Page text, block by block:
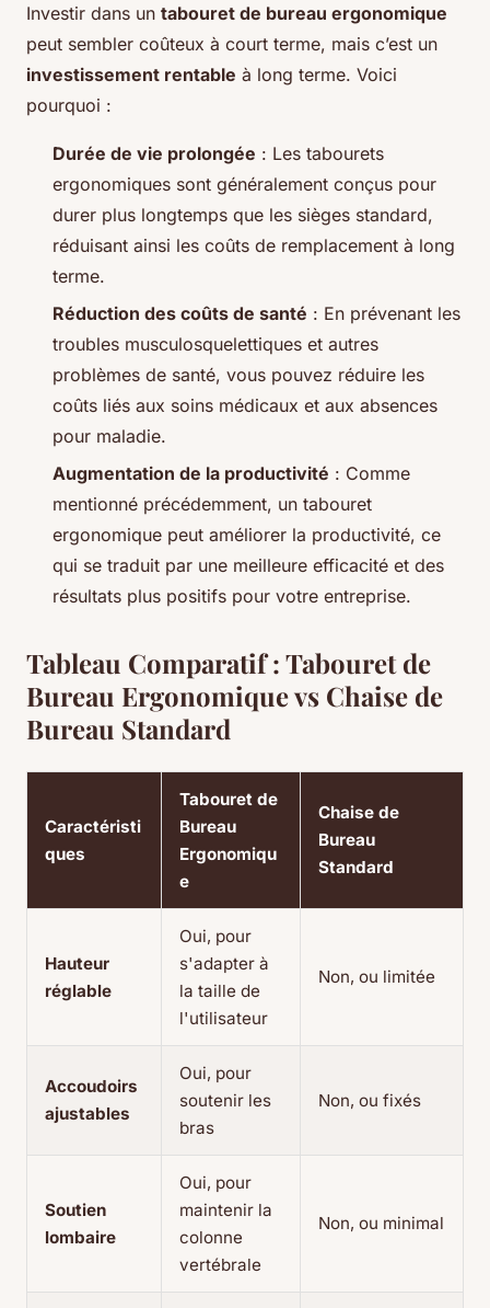
Investir dans un tabouret de bureau ergonomique
peut sembler coûteux à court terme, mais c’est un
investissement rentable à long terme. Voici
pourquoi :
Durée de vie prolongée : Les tabourets
ergonomiques sont généralement conçus pour
durer plus longtemps que les sièges standard,
réduisant ainsi les coûts de remplacement à long
terme.
Réduction des coûts de santé : En prévenant les
troubles musculosquelettiques et autres
problèmes de santé, vous pouvez réduire les
coûts liés aux soins médicaux et aux absences
pour maladie.
Augmentation de la productivité : Comme
mentionné précédemment, un tabouret
ergonomique peut améliorer la productivité, ce
qui se traduit par une meilleure efficacité et des
résultats plus positifs pour votre entreprise.
Tableau Comparatif : Tabouret de
Bureau Ergonomique vs Chaise de
Bureau Standard
Caractéristi
ques
Tabouret de
Bureau
Ergonomiqu
e
Chaise de
Bureau
Standard
Hauteur
réglable
Oui, pour
s'adapter à
la taille de
l'utilisateur
Non, ou limitée
Accoudoirs
ajustables
Oui, pour
soutenir les
bras
Non, ou fixés
Soutien
lombaire
Oui, pour
maintenir la
colonne
vertébrale
Non, ou minimal